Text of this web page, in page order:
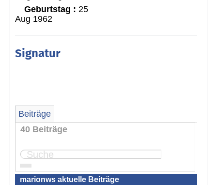
Geburtstag : 25
Aug 1962
Signatur
Beiträge
40 Beiträge
Seite: 1
marionws aktuelle Beiträge